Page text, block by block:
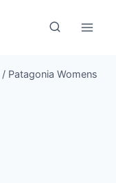
/ Patagonia Womens